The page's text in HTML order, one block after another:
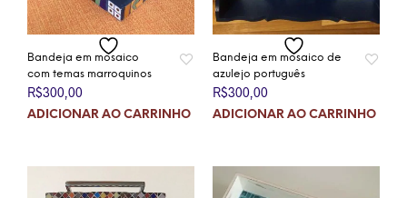
Bandeja em mosaico
com temas marroquinos
R$300,00
ADICIONAR AO CARRINHO
Bandeja em mosaico de
azulejo português
R$300,00
ADICIONAR AO CARRINHO